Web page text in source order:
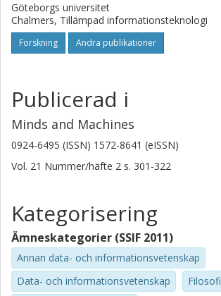
Göteborgs universitet
Chalmers, Tillämpad informationsteknologi
Forskning Andra publikationer
Publicerad i
Minds and Machines
0924-6495 (ISSN) 1572-8641 (eISSN)
Vol. 21 Nummer/häfte 2 s. 301-322
Kategorisering
Ämneskategorier (SSIF 2011)
Annan data- och informationsvetenskap
Data- och informationsvetenskap
Filosofi